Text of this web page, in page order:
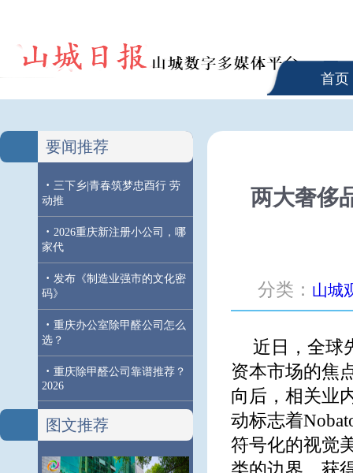
首页
要闻推荐
· 三下乡|青春筑梦忠酉行 劳
动推
· 2026重庆新注册小公司，哪
家代
· 发布《制造业强市的文化密
码》
· 重庆办公室除甲醛公司怎么
选？
· 重庆除甲醛公司靠谱推荐？
2026
图文推荐
两大奢侈
分类： 山城
近日，全球
资本市场的焦
向后，相关业
动标志着
符号化的视觉